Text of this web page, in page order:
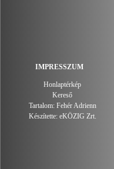
IMPRESSZUM
Honlaptérkép
Kereső
Tartalom: Fehér Adrienn
Készítette: eKÖZIG Zrt.